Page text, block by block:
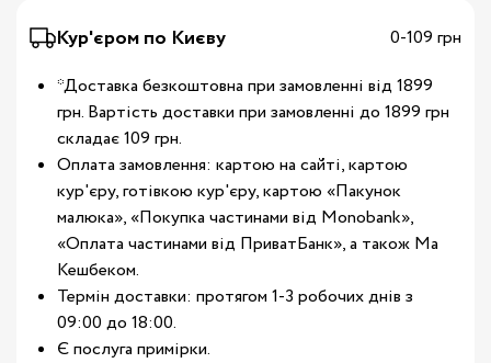
Кур'єром по Києву
0-109 грн
*Доставка безкоштовна при замовленні від 1899
грн. Вартість доставки при замовленні до 1899 грн
складає 109 грн.
Оплата замовлення: картою на сайті, картою
кур'єру, готівкою кур'єру, картою «Пакунок
малюка», «Покупка частинами від Monobank»,
«Оплата частинами від ПриватБанк», а також Ма
Кешбеком.
Термін доставки: протягом 1-3 робочих днів з
09:00 до 18:00.
Є послуга примірки.